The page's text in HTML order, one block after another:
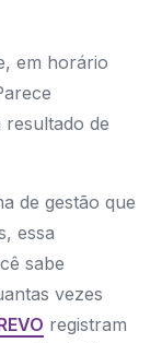
em horário
resultado de
de gestão que
essa
sabe
vezes
registram